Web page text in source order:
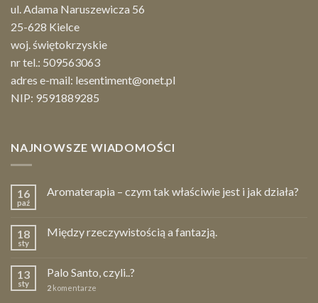
ul. Adama Naruszewicza 56
25-628 Kielce
woj. świętokrzyskie
nr tel.: 509563063
adres e-mail: lesentiment@onet.pl
NIP: 9591889285
NAJNOWSZE WIADOMOŚCI
16
paź
Aromaterapia – czym tak właściwie jest i jak działa?
18
sty
Między rzeczywistością a fantazją.
13
sty
Palo Santo, czyli..?
2 komentarze